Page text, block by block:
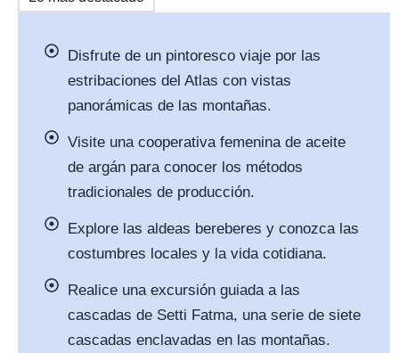
Disfrute de un pintoresco viaje por las
estribaciones del Atlas con vistas
panorámicas de las montañas.
Visite una cooperativa femenina de aceite
de argán para conocer los métodos
tradicionales de producción.
Explore las aldeas bereberes y conozca las
costumbres locales y la vida cotidiana.
Realice una excursión guiada a las
cascadas de Setti Fatma, una serie de siete
cascadas enclavadas en las montañas.